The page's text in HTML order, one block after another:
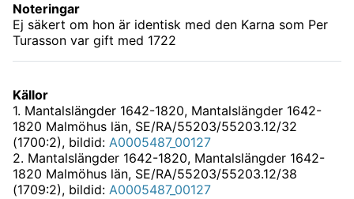
Noteringar
Ej säkert om hon är identisk med den Karna som Per
Turasson var gift med 1722
Källor
1. Mantalslängder 1642-1820, Mantalslängder 1642-
1820 Malmöhus län, SE/RA/55203/55203.12/32
(1700:2), bildid: A0005487_00127
2. Mantalslängder 1642-1820, Mantalslängder 1642-
1820 Malmöhus län, SE/RA/55203/55203.12/38
(1709:2), bildid: A0005487_00127